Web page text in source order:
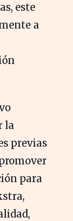
este
a
la
previas
para